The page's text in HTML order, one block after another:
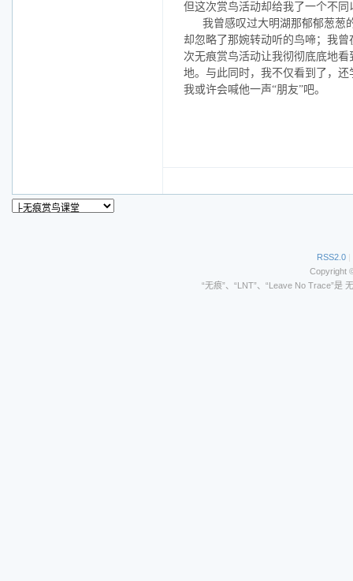
但这次赏鸟活动却给我了一个不
我曾感叹过大明湖那郁郁葱葱
却忽略了那婉转动听的鸟啼；我
次无痕赏鸟活动让我彻彻底底地
地。与此同时，我不仅看到了，
我或许会喊他一声“朋友”吧。
RSS2.0 |
Copyright
“无痕”、“LNT”、“Leave No Trace”是